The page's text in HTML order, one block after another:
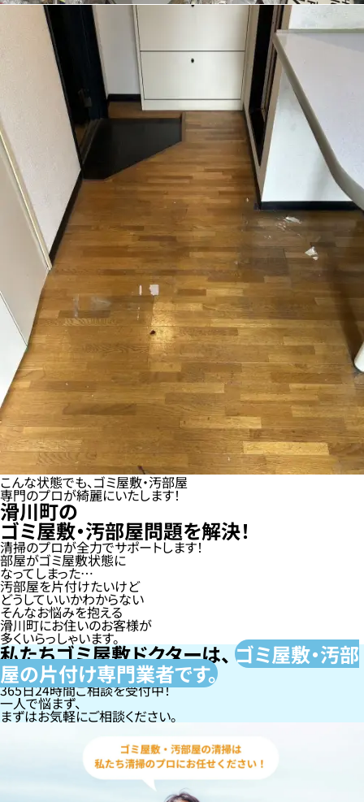
こんな状態でも、ゴミ屋敷・汚部屋
専門のプロが綺麗にいたします！
滑川町の
ゴミ屋敷・汚部屋問題を解決！
清掃のプロが全力でサポートします！
部屋がゴミ屋敷状態に
なってしまった…
汚部屋を片付けたいけど
どうしていいかわからない
そんなお悩みを抱える
滑川町にお住いのお客様が
多くいらっしゃいます。
私たちゴミ屋敷ドクターは、ゴミ屋敷・汚部
屋の片付け専門業者です。
365日24時間ご相談を受付中！
一人で悩まず、
まずはお気軽にご相談ください。